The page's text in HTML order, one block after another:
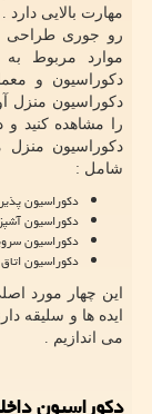
موارد مربوط
دکوراسیون و
دکوراسیون منزل
را مشاهده کنید
دکوراسیون
شامل :
دکوراسیون
دکوراسیون
دکوراسیون
دکوراسیون
این چهار مورد
ایده ها و سلیقه
می اندازیم .